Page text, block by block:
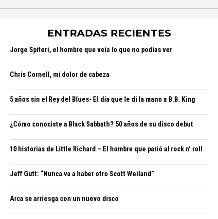
ENTRADAS RECIENTES
Jorge Spiteri, el hombre que veía lo que no podías ver
Chris Cornell, mi dolor de cabeza
5 años sin el Rey del Blues- El día que le di la mano a B.B. King
¿Cómo conociste a Black Sabbath? 50 años de su disco debut
10 historias de Little Richard – El hombre que parió al rock n’ roll
Jeff Gutt: “Nunca va a haber otro Scott Weiland”
Arca se arriesga con un nuevo disco